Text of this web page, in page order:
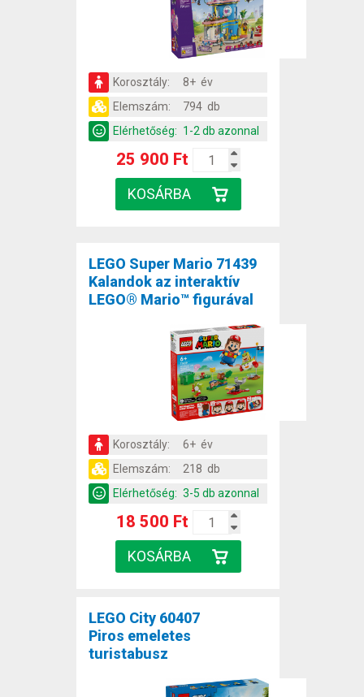
Korosztály:
8+ év
Elemszám:
794 db
Elérhetőség: 1-2 db azonnal
25 900 Ft
LEGO Super Mario 71439
Kalandok az interaktív
LEGO® Mario™ figurával
Korosztály:
6+ év
Elemszám:
218 db
Elérhetőség: 3-5 db azonnal
18 500 Ft
LEGO City 60407
Piros emeletes
turistabusz